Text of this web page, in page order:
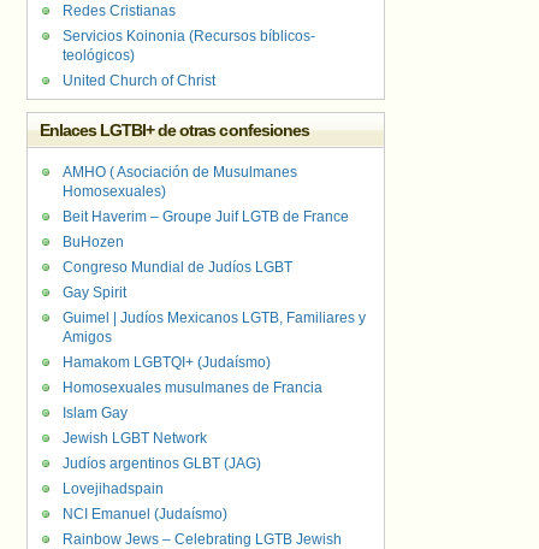
Redes Cristianas
Servicios Koinonia (Recursos bíblicos-
teológicos)
United Church of Christ
Enlaces LGTBI+ de otras confesiones
AMHO ( Asociación de Musulmanes
Homosexuales)
Beit Haverim – Groupe Juif LGTB de France
BuHozen
Congreso Mundial de Judíos LGBT
Gay Spirit
Guimel | Judíos Mexicanos LGTB, Familiares y
Amigos
Hamakom LGBTQI+ (Judaísmo)
Homosexuales musulmanes de Francia
Islam Gay
Jewish LGBT Network
Judíos argentinos GLBT (JAG)
Lovejihadspain
NCI Emanuel (Judaísmo)
Rainbow Jews – Celebrating LGTB Jewish